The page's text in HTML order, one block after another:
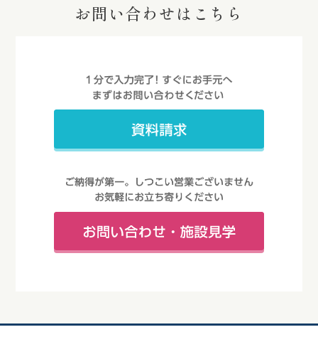
お問い合わせはこちら